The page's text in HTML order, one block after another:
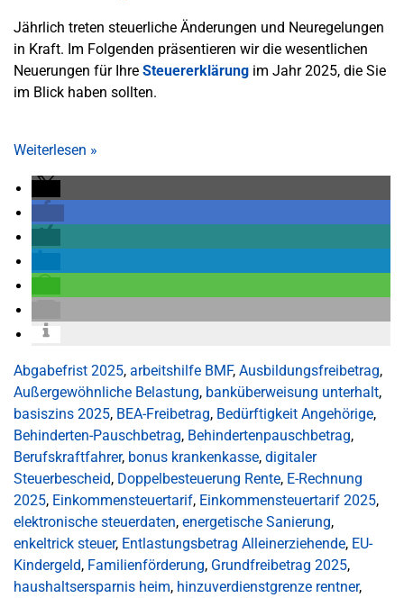
Jährlich treten steuerliche Änderungen und Neuregelungen
in Kraft. Im Folgenden präsentieren wir die wesentlichen
Neuerungen für Ihre Steuererklärung im Jahr 2025, die Sie
im Blick haben sollten.
Weiterlesen »
Abgabefrist 2025, arbeitshilfe BMF, Ausbildungsfreibetrag,
Außergewöhnliche Belastung, banküberweisung unterhalt,
basiszins 2025, BEA-Freibetrag, Bedürftigkeit Angehörige,
Behinderten-Pauschbetrag, Behindertenpauschbetrag,
Berufskraftfahrer, bonus krankenkasse, digitaler
Steuerbescheid, Doppelbesteuerung Rente, E-Rechnung
2025, Einkommensteuertarif, Einkommensteuertarif 2025,
elektronische steuerdaten, energetische Sanierung,
enkeltrick steuer, Entlastungsbetrag Alleinerziehende, EU-
Kindergeld, Familienförderung, Grundfreibetrag 2025,
haushaltsersparnis heim, hinzuverdienstgrenze rentner,